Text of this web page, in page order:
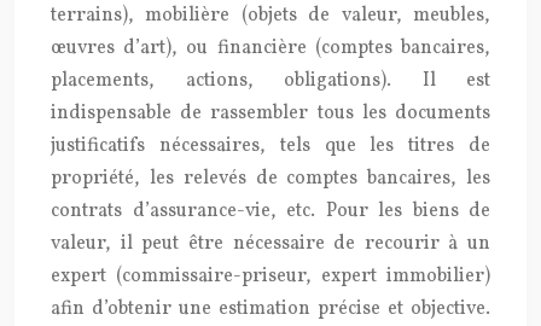
terrains), mobilière (objets de valeur, meubles,
œuvres d’art), ou financière (comptes bancaires,
placements, actions, obligations). Il est
indispensable de rassembler tous les documents
justificatifs nécessaires, tels que les titres de
propriété, les relevés de comptes bancaires, les
contrats d’assurance-vie, etc. Pour les biens de
valeur, il peut être nécessaire de recourir à un
expert (commissaire-priseur, expert immobilier)
afin d’obtenir une estimation précise et objective.